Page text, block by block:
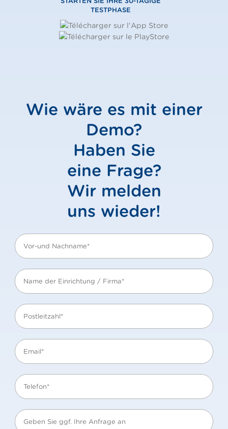
TESTPHASE
Wie wäre es mit einer
Demo?
Haben Sie
eine Frage?
Wir melden
uns wieder!